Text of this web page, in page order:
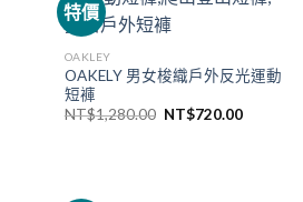
特價
OAKLEY
OAKELY 男女梭織戶外反光運動
短褲
NT$1,280.00 NT$720.00